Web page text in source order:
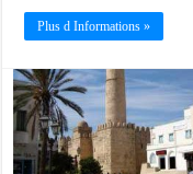
Plus d Informations »